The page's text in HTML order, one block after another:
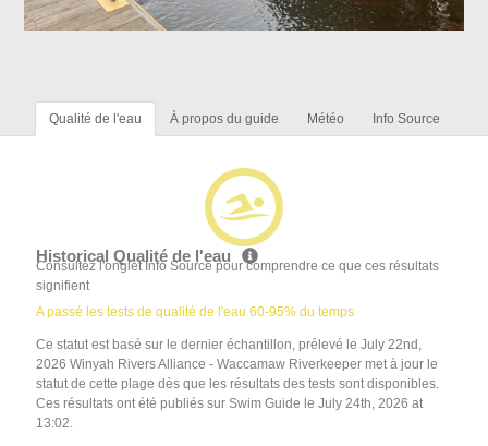
Qualité de l'eau À propos du guide Météo Info Source
Historical Qualité de l'eau
Consultez l'onglet Info Source pour comprendre ce que ces résultats
signifient
A passé les tests de qualité de l'eau 60-95% du temps
Ce statut est basé sur le dernier échantillon, prélevé le July 22nd,
2026 Winyah Rivers Alliance - Waccamaw Riverkeeper met à jour le
statut de cette plage dès que les résultats des tests sont disponibles.
Ces résultats ont été publiés sur Swim Guide le July 24th, 2026 at
13:02.